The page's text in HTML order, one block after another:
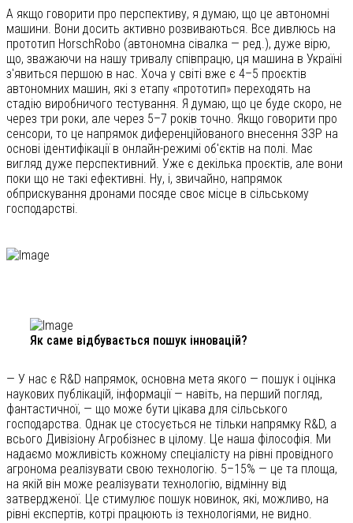
А якщо говорити про перспективу, я думаю, що це автономні
машини. Вони досить активно розвиваються. Все дивлюсь на
прототип HorschRobo (автономна сівалка — ред.), дуже вірю,
що, зважаючи на нашу тривалу співпрацю, ця машина в Україні
з'явиться першою в нас. Хоча у світі вже є 4–5 проєктів
автономних машин, які з етапу «прототип» переходять на
стадію виробничого тестування. Я думаю, що це буде скоро, не
через три роки, але через 5–7 років точно. Якщо говорити про
сенсори, то це напрямок диференційованого внесення ЗЗР на
основі ідентифікації в онлайн-режимі об'єктів на полі. Має
вигляд дуже перспективний. Уже є декілька проєктів, але вони
поки що не такі ефективні. Ну, і, звичайно, напрямок
обприскування дронами посяде своє місце в сільському
господарстві.
Як саме відбувається пошук інновацій?
— У нас є R&D напрямок, основна мета якого — пошук і оцінка
наукових публікацій, інформації — навіть, на перший погляд,
фантастичної, — що може бути цікава для сільського
господарства. Однак це стосується не тільки напрямку R&D, а
всього Дивізіону Агробізнес в цілому. Це наша філософія. Ми
надаємо можливість кожному спеціалісту на рівні провідного
агронома реалізувати свою технологію. 5–15% — це та площа,
на якій він може реалізувати технологію, відмінну від
затвердженої. Це стимулює пошук новинок, які, можливо, на
рівні експертів, котрі працюють із технологіями, не видно.